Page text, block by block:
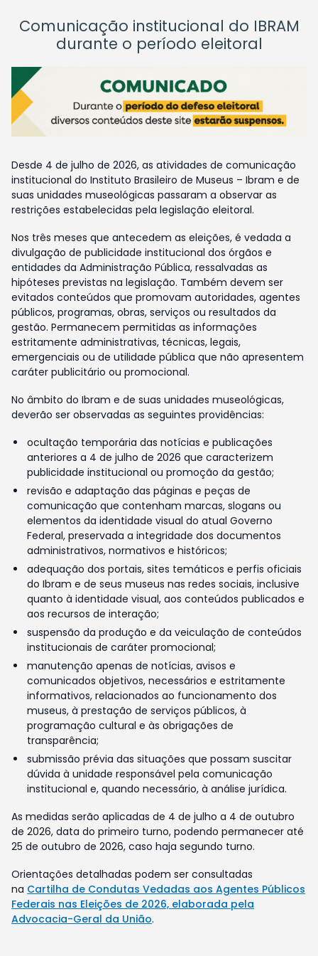
Comunicação institucional do IBRAM
durante o período eleitoral
Desde 4 de julho de 2026, as atividades de comunicação
institucional do Instituto Brasileiro de Museus – Ibram e de
suas unidades museológicas passaram a observar as
restrições estabelecidas pela legislação eleitoral.
Nos três meses que antecedem as eleições, é vedada a
divulgação de publicidade institucional dos órgãos e
entidades da Administração Pública, ressalvadas as
hipóteses previstas na legislação. Também devem ser
evitados conteúdos que promovam autoridades, agentes
públicos, programas, obras, serviços ou resultados da
gestão. Permanecem permitidas as informações
estritamente administrativas, técnicas, legais,
emergenciais ou de utilidade pública que não apresentem
caráter publicitário ou promocional.
No âmbito do Ibram e de suas unidades museológicas,
deverão ser observadas as seguintes providências:
ocultação temporária das notícias e publicações
anteriores a 4 de julho de 2026 que caracterizem
publicidade institucional ou promoção da gestão;
revisão e adaptação das páginas e peças de
comunicação que contenham marcas, slogans ou
elementos da identidade visual do atual Governo
Federal, preservada a integridade dos documentos
administrativos, normativos e históricos;
adequação dos portais, sites temáticos e perfis oficiais
do Ibram e de seus museus nas redes sociais, inclusive
quanto à identidade visual, aos conteúdos publicados e
aos recursos de interação;
suspensão da produção e da veiculação de conteúdos
institucionais de caráter promocional;
manutenção apenas de notícias, avisos e
comunicados objetivos, necessários e estritamente
informativos, relacionados ao funcionamento dos
museus, à prestação de serviços públicos, à
programação cultural e às obrigações de
transparência;
submissão prévia das situações que possam suscitar
dúvida à unidade responsável pela comunicação
institucional e, quando necessário, à análise jurídica.
As medidas serão aplicadas de 4 de julho a 4 de outubro
de 2026, data do primeiro turno, podendo permanecer até
25 de outubro de 2026, caso haja segundo turno.
Orientações detalhadas podem ser consultadas
na Cartilha de Condutas Vedadas aos Agentes Públicos
Federais nas Eleições de 2026, elaborada pela
Advocacia-Geral da União.